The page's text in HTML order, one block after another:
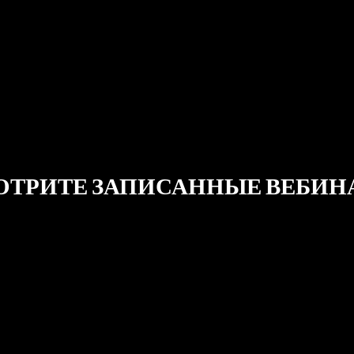
ЗАПИСАННЫЕ